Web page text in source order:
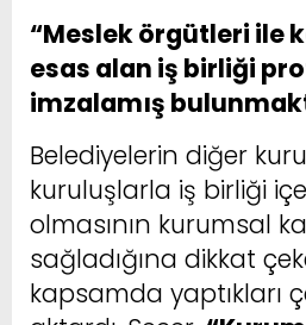
“Meslek örgütleri ile
esas alan iş birliği
imzalamış
Belediyelerin diğer
kuruluşlarla iş birliği
olmasının kurumsal
sağladığına dikkat
kapsamda yaptıkları